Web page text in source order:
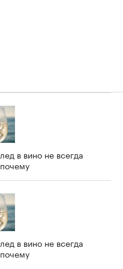
в вино не всегда
в вино не всегда